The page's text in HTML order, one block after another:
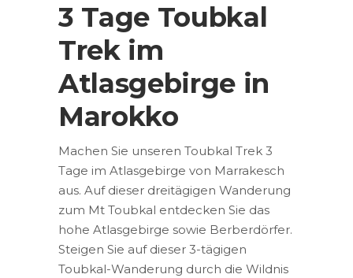
3 Tage Toubkal
Trek im
Atlasgebirge in
Marokko
Machen Sie unseren Toubkal Trek 3
Tage im Atlasgebirge von Marrakesch
aus. Auf dieser dreitägigen Wanderung
zum Mt Toubkal entdecken Sie das
hohe Atlasgebirge sowie Berberdörfer.
Steigen Sie auf dieser 3-tägigen
Toubkal-Wanderung durch die Wildnis